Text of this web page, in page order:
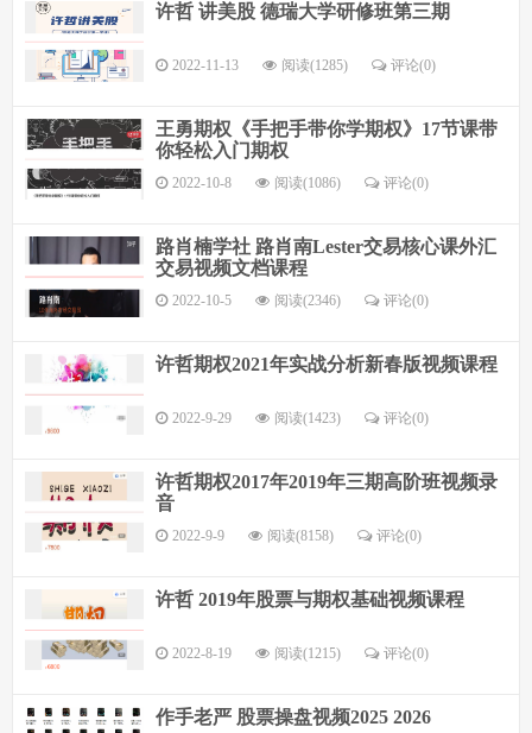
许哲 讲美股 德瑞大学研修班第三期
2022-11-13 阅读(1285) 评论(0)
王勇期权《手把手带你学期权》17节课带
你轻松入门期权
2022-10-8 阅读(1086) 评论(0)
路肖楠学社 路肖南Lester交易核心课外汇
交易视频文档课程
2022-10-5 阅读(2346) 评论(0)
许哲期权2021年实战分析新春版视频课程
2022-9-29 阅读(1423) 评论(0)
许哲期权2017年2019年三期高阶班视频录
音
2022-9-9 阅读(8158) 评论(0)
许哲 2019年股票与期权基础视频课程
2022-8-19 阅读(1215) 评论(0)
作手老严 股票操盘视频2025 2026